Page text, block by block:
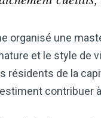
organisé une
et le style de
résidents de la
contribuer